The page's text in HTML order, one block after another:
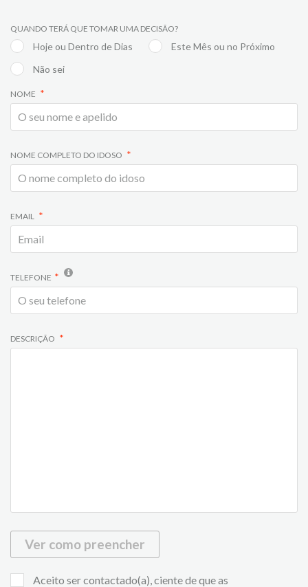
QUANDO TERÁ QUE TOMAR UMA DECISÃO?
Hoje ou Dentro de Dias
Este Mês ou no Próximo
Não sei
NOME
NOME COMPLETO DO IDOSO
EMAIL
TELEFONE
DESCRIÇÃO
Ver como preencher
Aceito ser contactado(a), ciente de que as